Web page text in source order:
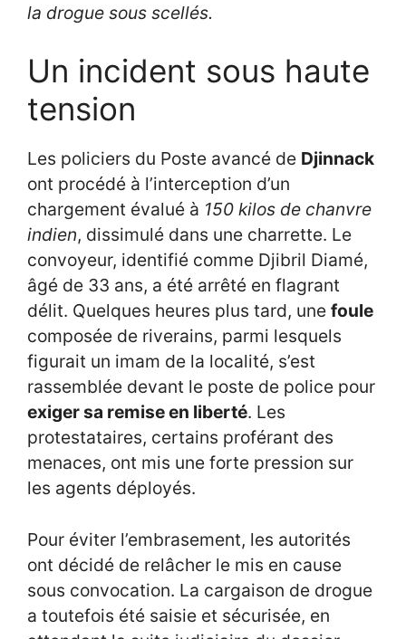
la drogue sous scellés.
Un incident sous haute
tension
Les policiers du Poste avancé de Djinnack
ont procédé à l’interception d’un
chargement évalué à 150 kilos de chanvre
indien, dissimulé dans une charrette. Le
convoyeur, identifié comme Djibril Diamé,
âgé de 33 ans, a été arrêté en flagrant
délit. Quelques heures plus tard, une foule
composée de riverains, parmi lesquels
figurait un imam de la localité, s’est
rassemblée devant le poste de police pour
exiger sa remise en liberté. Les
protestataires, certains proférant des
menaces, ont mis une forte pression sur
les agents déployés.
Pour éviter l’embrasement, les autorités
ont décidé de relâcher le mis en cause
sous convocation. La cargaison de drogue
a toutefois été saisie et sécurisée, en